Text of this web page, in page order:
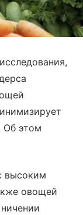
Об этом
высоким
овощей